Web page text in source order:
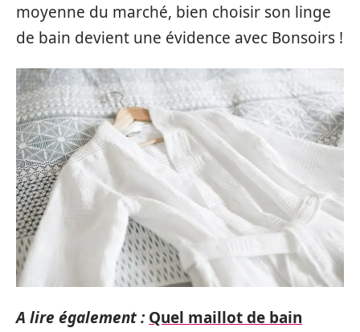
moyenne du marché, bien choisir son linge
de bain devient une évidence avec Bonsoirs !
A lire également : Quel maillot de bain